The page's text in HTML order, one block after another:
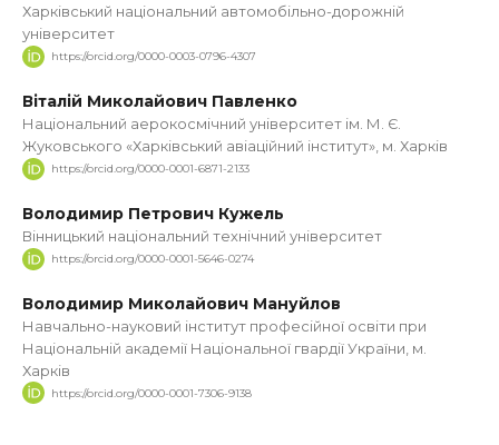
Харківський національний автомобільно-дорожній
університет
https://orcid.org/0000-0003-0796-4307
Віталій Миколайович Павленко
Національний аерокосмічний університет ім. М. Є.
Жуковського «Харківський авіаційний інститут», м. Харків
https://orcid.org/0000-0001-6871-2133
Володимир Петрович Кужель
Вінницький національний технічний університет
https://orcid.org/0000-0001-5646-0274
Володимир Миколайович Мануйлов
Навчально-науковий інститут професійної освіти при
Національній академії Національної гвардії України, м.
Харків
https://orcid.org/0000-0001-7306-9138